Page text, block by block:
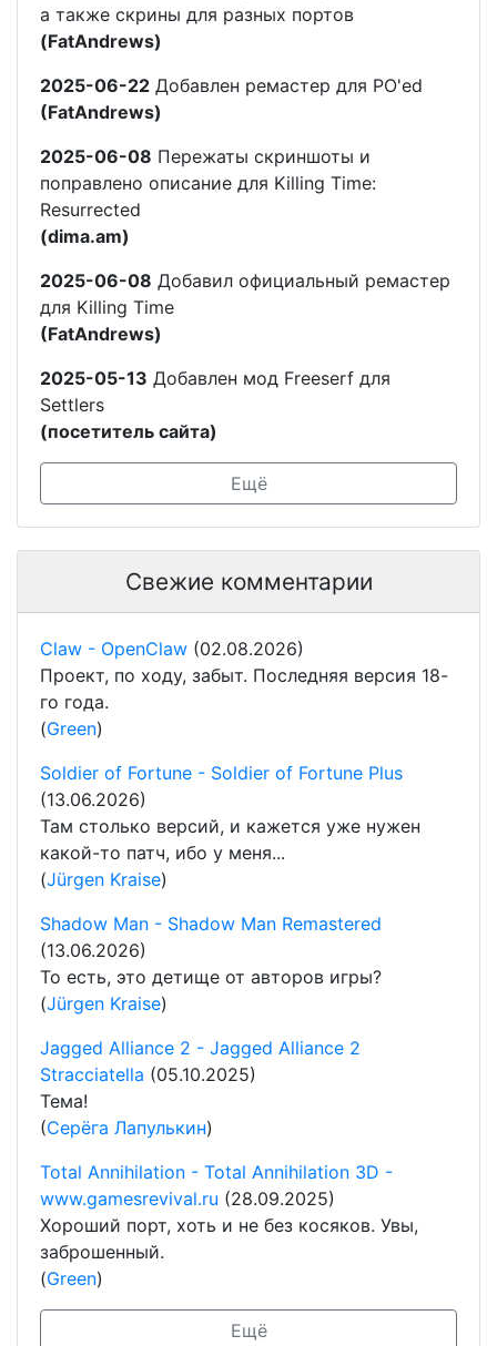
а также скрины для разных портов
(FatAndrews)
2025-06-22 Добавлен ремастер для PO'ed
(FatAndrews)
2025-06-08 Пережаты скриншоты и
поправлено описание для Killing Time:
Resurrected
(dima.am)
2025-06-08 Добавил официальный ремастер
для Killing Time
(FatAndrews)
2025-05-13 Добавлен мод Freeserf для
Settlers
(посетитель сайта)
Ещё
Свежие комментарии
Claw - OpenClaw (02.08.2026)
Проект, по ходу, забыт. Последняя версия 18-
го года.
(Green)
Soldier of Fortune - Soldier of Fortune Plus
(13.06.2026)
Там столько версий, и кажется уже нужен
какой-то патч, ибо у меня...
(Jürgen Kraise)
Shadow Man - Shadow Man Remastered
(13.06.2026)
То есть, это детище от авторов игры?
(Jürgen Kraise)
Jagged Alliance 2 - Jagged Alliance 2
Stracciatella (05.10.2025)
Тема!
(Серёга Лапулькин)
Total Annihilation - Total Annihilation 3D -
www.gamesrevival.ru (28.09.2025)
Хороший порт, хоть и не без косяков. Увы,
заброшенный.
(Green)
Ещё